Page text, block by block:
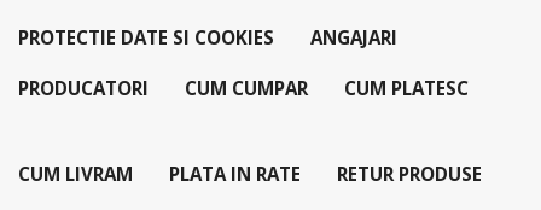
PROTECTIE DATE SI COOKIES ANGAJARI
PRODUCATORI CUM CUMPAR CUM PLATESC
CUM LIVRAM PLATA IN RATE RETUR PRODUSE